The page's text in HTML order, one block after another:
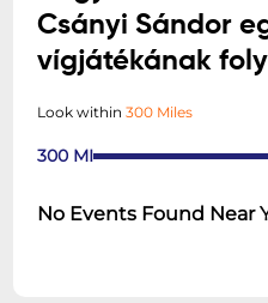
Csányi Sándor
vígjátékának
Look within300 Miles
300 MI
No Events Found Near